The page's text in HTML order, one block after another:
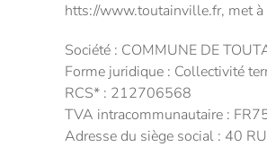
htts://www.toutainville.fr, met
Société : COMMUNE DE
Forme juridique : Collectivité
RCS* : 212706568
TVA intracommunautaire :
Adresse du siège social : 40